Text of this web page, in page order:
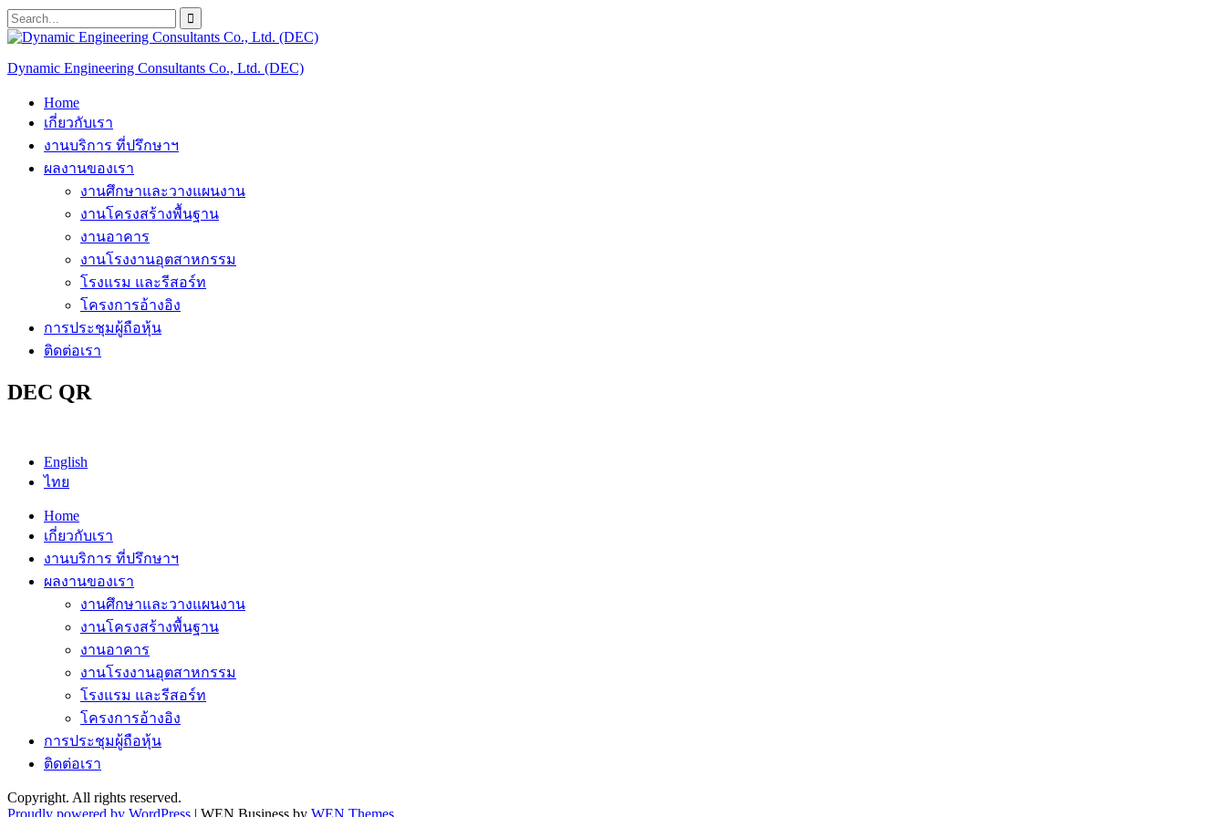
Skip
to
content
Search
for:
Dynamic Engineering Consultants Co., Ltd. (DEC)
Home
เกี่ยวกับเรา
งานบริการ ที่ปรึกษาฯ
ผลงานของเรา
งานศึกษาและวางแผนงาน
งานโครงสร้างพื้นฐาน
งานอาคาร
งานโรงงานอุตสาหกรรม
โรงแรม และรีสอร์ท
โครงการอ้างอิง
การประชุมผู้ถือหุ้น
ติดต่อเรา
DEC QR
English
ไทย
Home
เกี่ยวกับเรา
งานบริการ ที่ปรึกษาฯ
ผลงานของเรา
งานศึกษาและวางแผนงาน
งานโครงสร้างพื้นฐาน
งานอาคาร
งานโรงงานอุตสาหกรรม
โรงแรม และรีสอร์ท
โครงการอ้างอิง
การประชุมผู้ถือหุ้น
ติดต่อเรา
Copyright. All rights reserved.
Proudly powered by WordPress | WEN Business by WEN Themes